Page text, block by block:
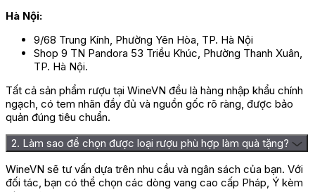
Hà Nội:
9/68 Trung Kính, Phường Yên Hòa, TP. Hà Nội
Shop 9 TN Pandora 53 Triều Khúc, Phường Thanh Xuân,
TP. Hà Nội.
Tất cả sản phẩm rượu tại WineVN đều là hàng nhập khẩu chính
ngạch, có tem nhãn đầy đủ và nguồn gốc rõ ràng, được bảo
quản đúng tiêu chuẩn.
2. Làm sao để chọn được loại rượu phù hợp làm quà tặng?
WineVN sẽ tư vấn dựa trên nhu cầu và ngân sách của bạn. Với
đối tác, bạn có thể chọn các dòng vang cao cấp Pháp, Ý kèm